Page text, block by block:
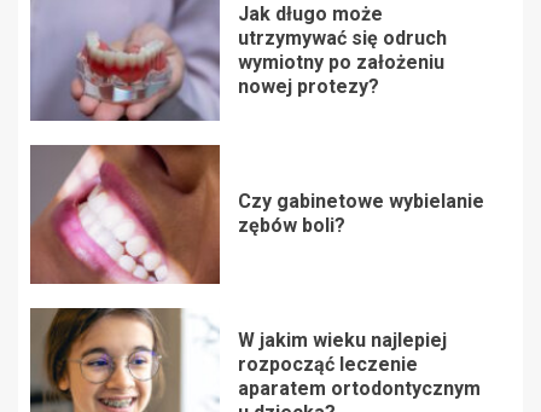
Jak długo może
utrzymywać się odruch
wymiotny po założeniu
nowej protezy?
Czy gabinetowe wybielanie
zębów boli?
W jakim wieku najlepiej
rozpocząć leczenie
aparatem ortodontycznym